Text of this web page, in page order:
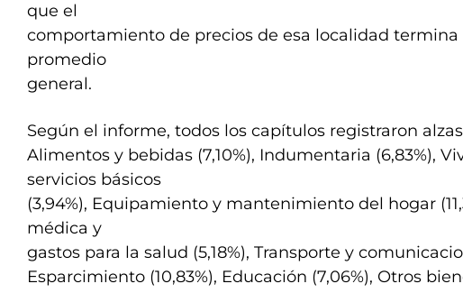
que el
comportamiento de precios de esa localidad termina
promedio
general.
Según el informe, todos los capítulos registraron
Alimentos y bebidas (7,10%), Indumentaria (6,83%),
servicios básicos
(3,94%), Equipamiento y mantenimiento del hogar
médica y
gastos para la salud (5,18%), Transporte y
Esparcimiento (10,83%), Educación (7,06%), Otros